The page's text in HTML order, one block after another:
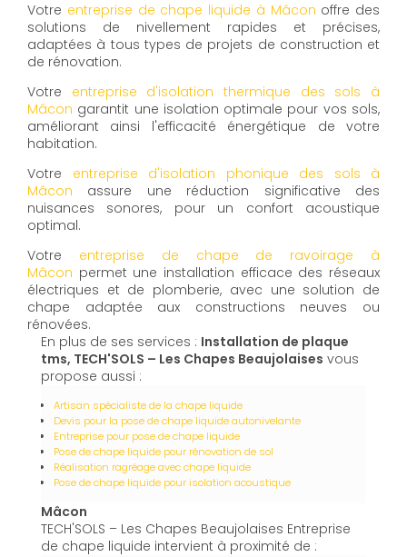
Votre entreprise de chape liquide à Mâcon offre des
solutions de nivellement rapides et précises,
adaptées à tous types de projets de construction et
de rénovation.
Votre entreprise d'isolation thermique des sols à
Mâcon garantit une isolation optimale pour vos sols,
améliorant ainsi l'efficacité énergétique de votre
habitation.
Votre entreprise d'isolation phonique des sols à
Mâcon assure une réduction significative des
nuisances sonores, pour un confort acoustique
optimal.
Votre entreprise de chape de ravoirage à
Mâcon permet une installation efficace des réseaux
électriques et de plomberie, avec une solution de
chape adaptée aux constructions neuves ou
rénovées.
En plus de ses services : Installation de plaque
tms, TECH'SOLS – Les Chapes Beaujolaises vous
propose aussi :
Artisan spécialiste de la chape liquide
Devis pour la pose de chape liquide autonivelante
Entreprise pour pose de chape liquide
Pose de chape liquide pour rénovation de sol
Réalisation ragréage avec chape liquide
Pose de chape liquide pour isolation acoustique
Mâcon
TECH'SOLS – Les Chapes Beaujolaises Entreprise
de chape liquide intervient à proximité de :